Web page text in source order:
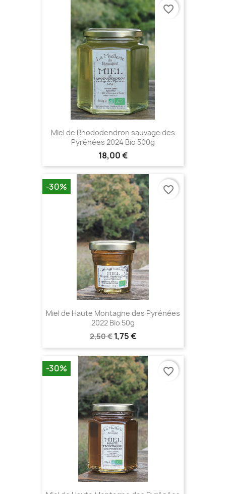
Miel de Rhododendron sauvage des
Pyrénées 2024 Bio 500g
18,00 €
favorite_border
Miel de Haute Montagne des Pyrénées
2022 Bio 50g
2,50 € 1,75 €
-30% favorite_border
-30% favorite_border